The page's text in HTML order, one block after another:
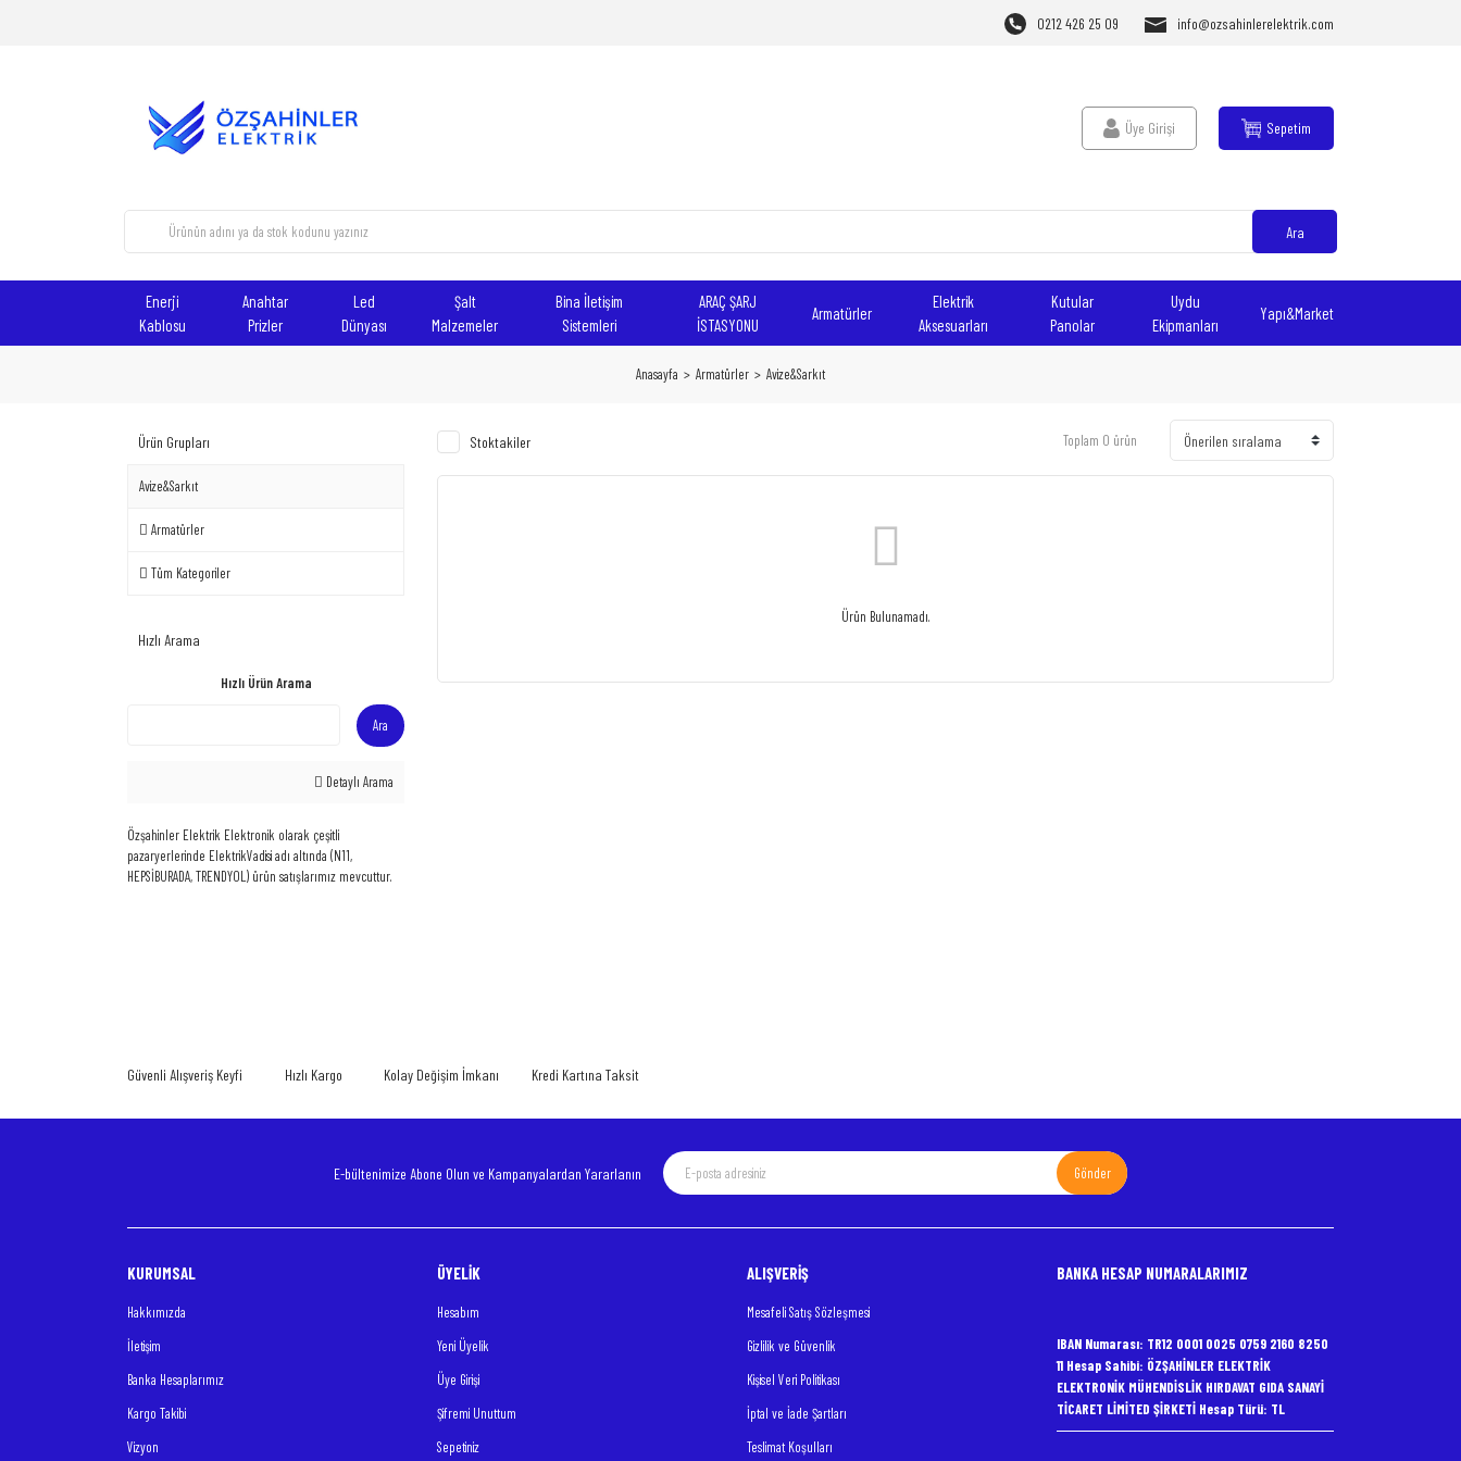
0212 426 25 09 info@ozsahinlerelektrik.com
Üye Girişi Sepetim
Ara
Enerji
Kablosu
Anahtar
Prizler
Led
Dünyası
Şalt
Malzemeler
Bina İletişim
Sistemleri
ARAÇ ŞARJ
İSTASYONU
Armatürler
Elektrik
Aksesuarları
Kutular
Panolar
Uydu
Ekipmanları
Yapı&Market
Anasayfa Armatürler Avize&Sarkıt
Ürün Grupları
Avize&Sarkıt
Armatürler
Tüm Kategoriler
Hızlı Arama
Hızlı Ürün Arama
Ara
Detaylı Arama
Özşahinler Elektrik Elektronik olarak çeşitli
pazaryerlerinde ElektrikVadisi adı altında (N11,
HEPSİBURADA, TRENDYOL) ürün satışlarımız mevcuttur.
Stoktakiler Toplam 0 ürün
Ürün Bulunamadı.
Güvenli Alışveriş Keyfi Hızlı Kargo Kolay Değişim İmkanı Kredi Kartına Taksit
E-bültenimize Abone Olun ve Kampanyalardan Yararlanın Gönder
KURUMSAL
Hakkımızda
İletişim
Banka Hesaplarımız
Kargo Takibi
Vizyon
ÜYELİK
Hesabım
Yeni Üyelik
Üye Girişi
Şifremi Unuttum
Sepetiniz
ALIŞVERİŞ
Mesafeli Satış Sözleşmesi
Gizlilik ve Güvenlik
Kişisel Veri Politikası
İptal ve İade Şartları
Teslimat Koşulları
BANKA HESAP NUMARALARIMIZ
IBAN Numarası: TR12 0001 0025 0759 2160 8250
11 Hesap Sahibi: ÖZŞAHİNLER ELEKTRİK
ELEKTRONİK MÜHENDİSLİK HIRDAVAT GIDA SANAYİ
TİCARET LİMİTED ŞİRKETİ Hesap Türü: TL